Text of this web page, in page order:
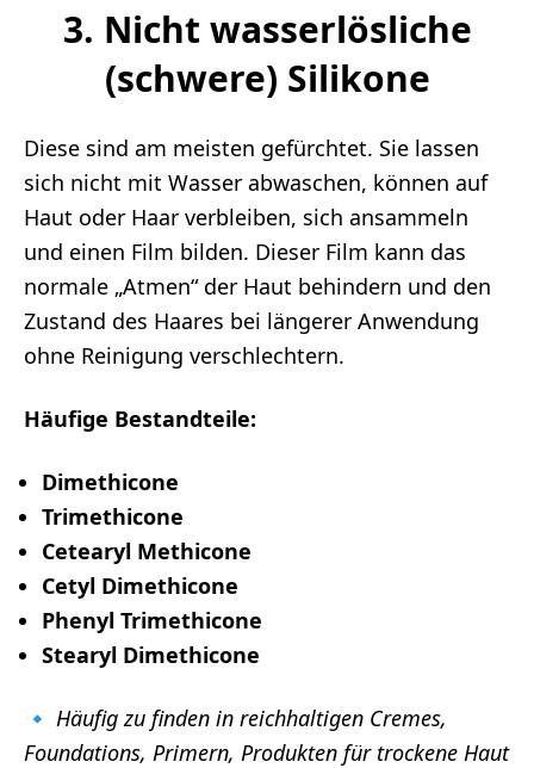
3. Nicht wasserlösliche
(schwere) Silikone
Diese sind am meisten gefürchtet. Sie lassen
sich nicht mit Wasser abwaschen, können auf
Haut oder Haar verbleiben, sich ansammeln
und einen Film bilden. Dieser Film kann das
normale „Atmen“ der Haut behindern und den
Zustand des Haares bei längerer Anwendung
ohne Reinigung verschlechtern.
Häufige Bestandteile:
Dimethicone
Trimethicone
Cetearyl Methicone
Cetyl Dimethicone
Phenyl Trimethicone
Stearyl Dimethicone
🔹 Häufig zu finden in reichhaltigen Cremes,
Foundations, Primern, Produkten für trockene Haut